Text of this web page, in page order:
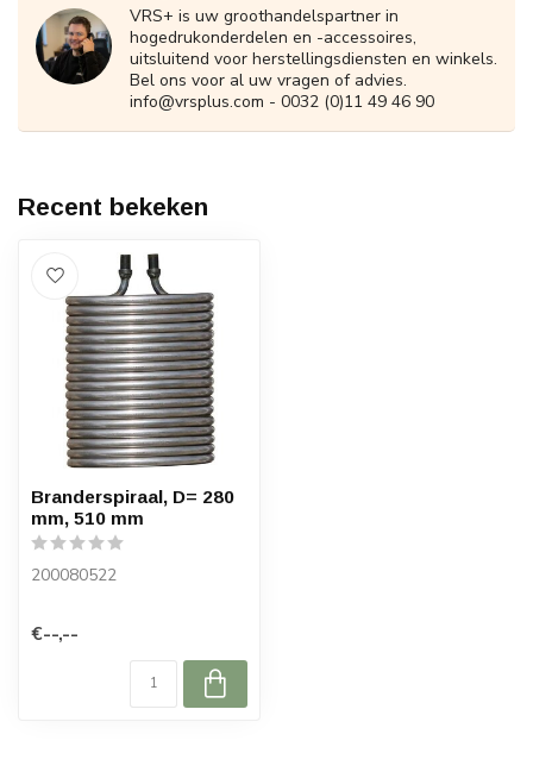
VRS+ is uw groothandelspartner in
hogedrukonderdelen en -accessoires,
uitsluitend voor herstellingsdiensten en winkels.
Bel ons voor al uw vragen of advies.
info@vrsplus.com - 0032 (0)11 49 46 90
Recent bekeken
Branderspiraal, D= 280
mm, 510 mm
200080522
€--,--